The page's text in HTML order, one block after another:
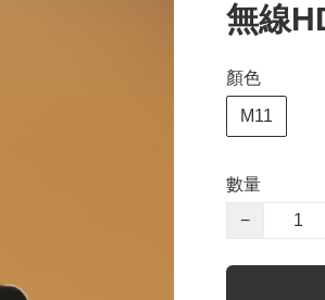
無線
顏色
M11
數量
−